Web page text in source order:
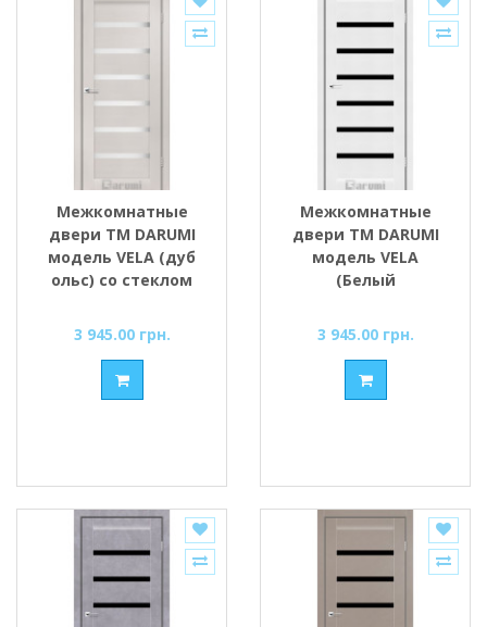
Межкомнатные
двери ТМ DARUMI
модель VELA (дуб
ольс) со стеклом
3 945.00 грн.
Межкомнатные
двери ТМ DARUMI
модель VELA
(Белый
чёрным стеклом
3 945.00 грн.